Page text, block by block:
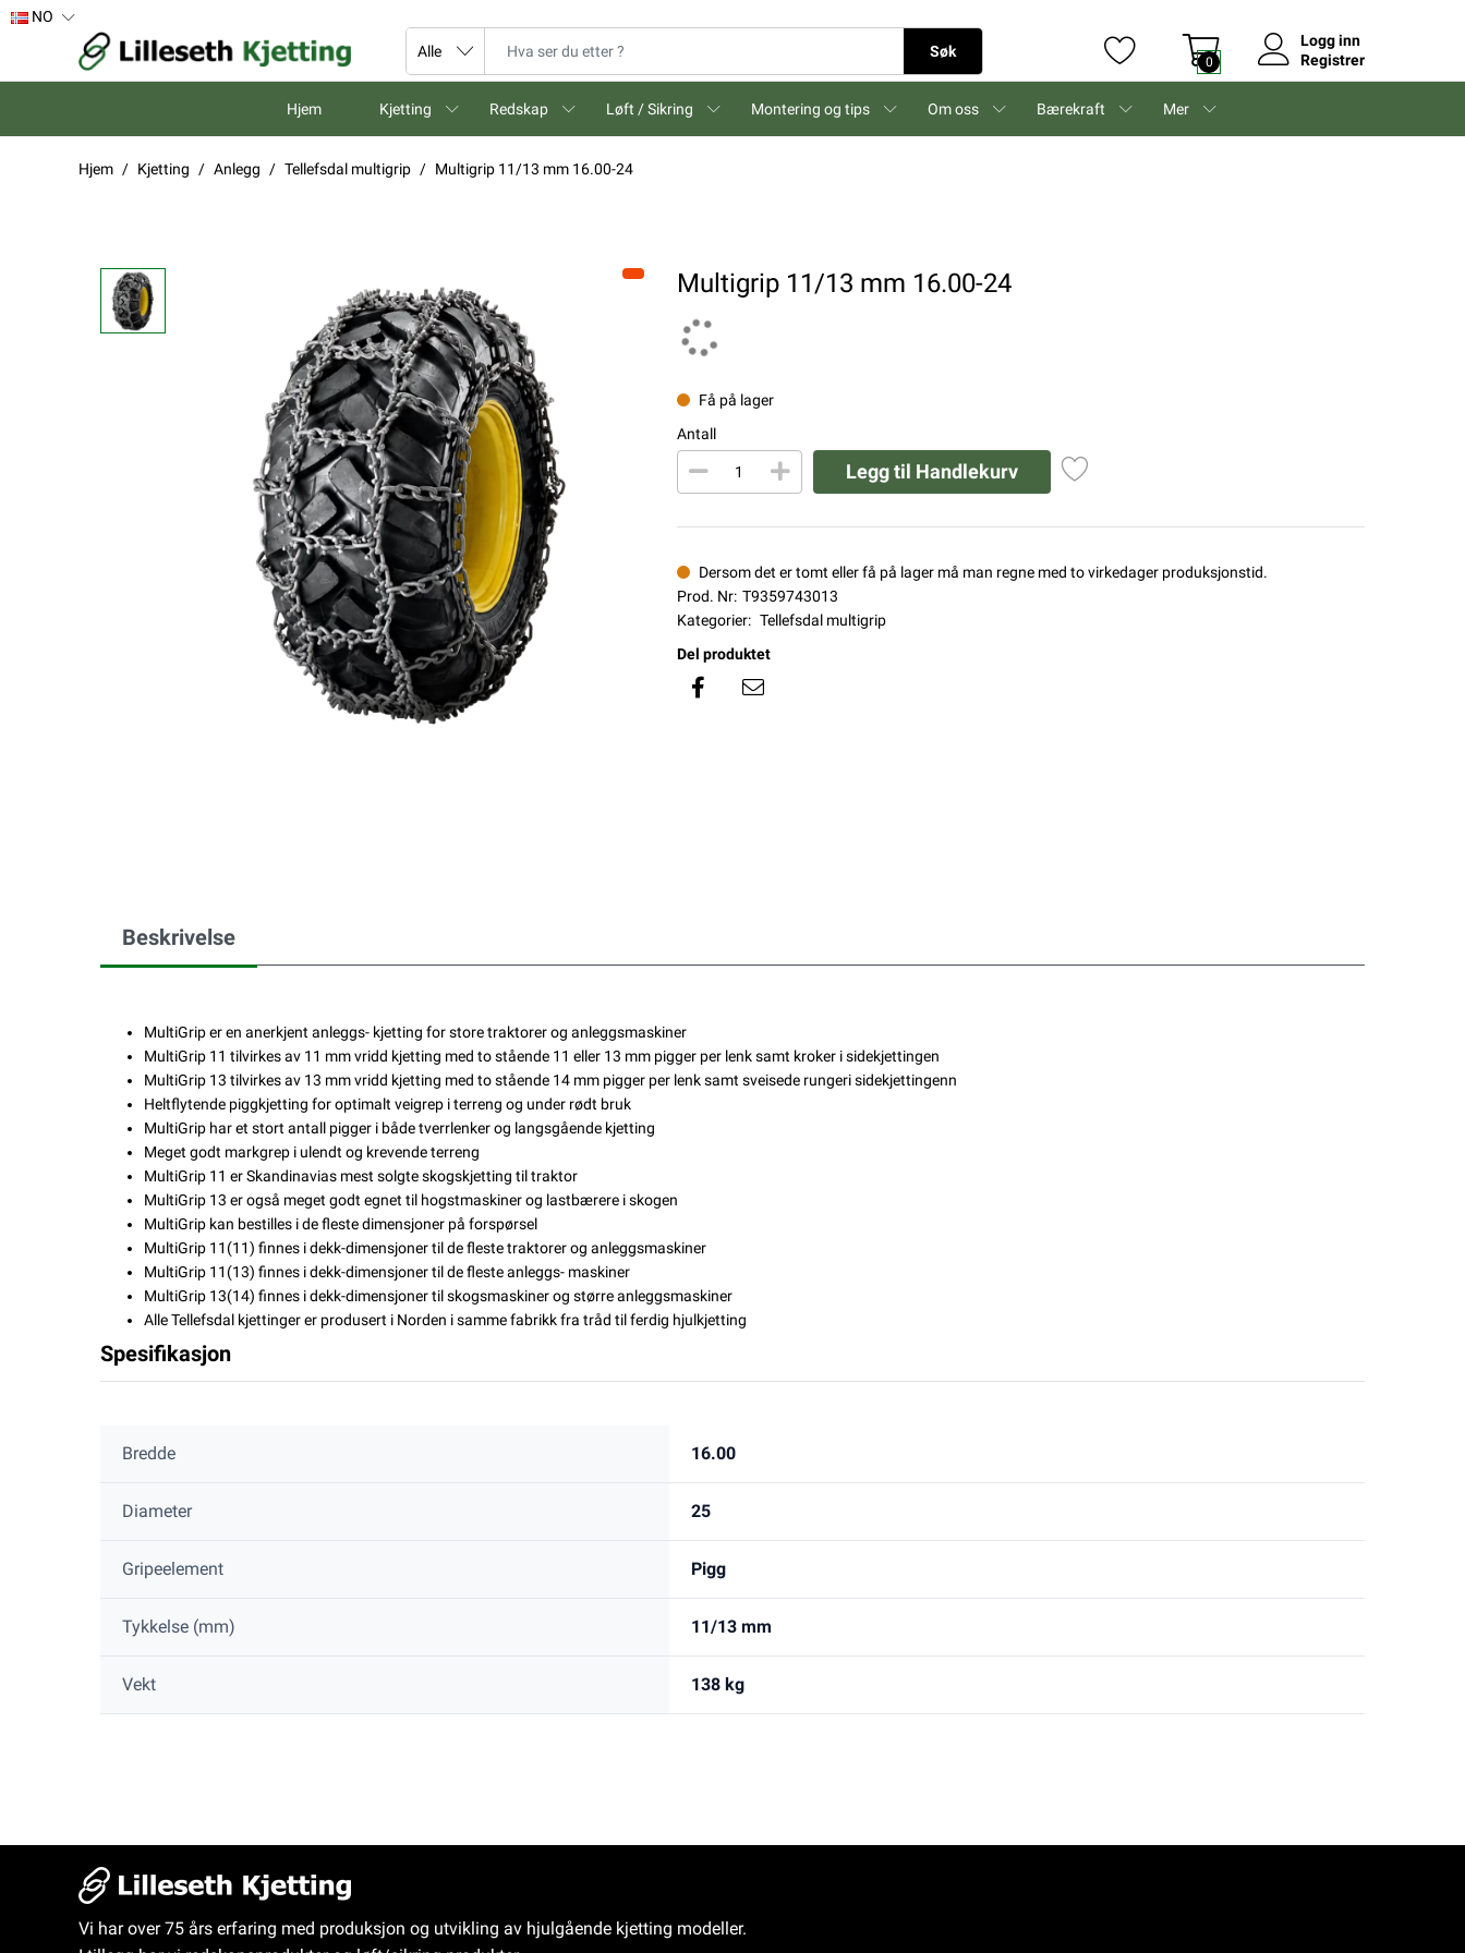
NO
Søk
0
Logg inn
Registrer
Hjem Kjetting Redskap Løft / Sikring Montering og tips Om oss Bærekraft Mer
Hjem Kjetting Anlegg Tellefsdal multigrip Multigrip 11/13 mm 16.00-24
Multigrip 11/13 mm 16.00-24
Få på lager
Antall
Legg til Handlekurv
Dersom det er tomt eller få på lager må man regne med to virkedager produksjonstid.
Prod. Nr: T9359743013
Kategorier: Tellefsdal multigrip
Del produktet
Beskrivelse
MultiGrip er en anerkjent anleggs- kjetting for store traktorer og anleggsmaskiner
MultiGrip 11 tilvirkes av 11 mm vridd kjetting med to stående 11 eller 13 mm pigger per lenk samt kroker i sidekjettingen
MultiGrip 13 tilvirkes av 13 mm vridd kjetting med to stående 14 mm pigger per lenk samt sveisede rungeri sidekjettingenn
Heltflytende piggkjetting for optimalt veigrep i terreng og under rødt bruk
MultiGrip har et stort antall pigger i både tverrlenker og langsgående kjetting
Meget godt markgrep i ulendt og krevende terreng
MultiGrip 11 er Skandinavias mest solgte skogskjetting til traktor
MultiGrip 13 er også meget godt egnet til hogstmaskiner og lastbærere i skogen
MultiGrip kan bestilles i de fleste dimensjoner på forspørsel
MultiGrip 11(11) finnes i dekk-dimensjoner til de fleste traktorer og anleggsmaskiner
MultiGrip 11(13) finnes i dekk-dimensjoner til de fleste anleggs- maskiner
MultiGrip 13(14) finnes i dekk-dimensjoner til skogsmaskiner og større anleggsmaskiner
Alle Tellefsdal kjettinger er produsert i Norden i samme fabrikk fra tråd til ferdig hjulkjetting
Spesifikasjon
Bredde 16.00
Diameter 25
Gripeelement Pigg
Tykkelse (mm) 11/13 mm
Vekt 138 kg
Vi har over 75 års erfaring med produksjon og utvikling av hjulgående kjetting modeller.